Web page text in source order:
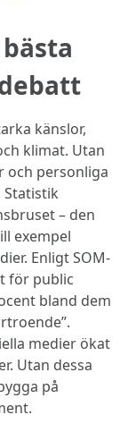
känslor,
klimat. Utan
och personliga
– den
exempel
Enligt SOM-
för public
bland dem
medier ökat
Utan dessa
på